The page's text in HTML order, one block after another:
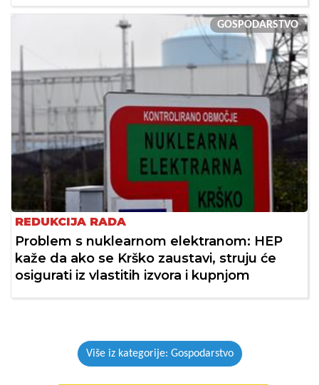
GOSPODARSTVO
REDUKCIJA RADA
Problem s nuklearnom elektranom: HEP
kaže da ako se Krško zaustavi, struju će
osigurati iz vlastitih izvora i kupnjom
Više iz kategorije: Gospodarstvo